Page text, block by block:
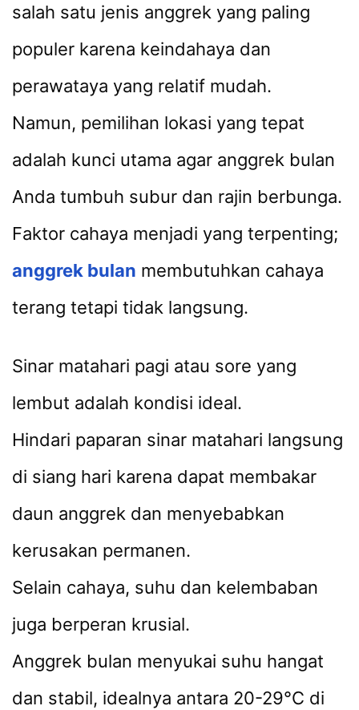
salah satu jenis anggrek yang paling
populer karena keindahaya dan
perawataya yang relatif mudah.
Namun, pemilihan lokasi yang tepat
adalah kunci utama agar anggrek bulan
Anda tumbuh subur dan rajin berbunga.
Faktor cahaya menjadi yang terpenting;
anggrek bulan membutuhkan cahaya
terang tetapi tidak langsung.
Sinar matahari pagi atau sore yang
lembut adalah kondisi ideal.
Hindari paparan sinar matahari langsung
di siang hari karena dapat membakar
daun anggrek dan menyebabkan
kerusakan permanen.
Selain cahaya, suhu dan kelembaban
juga berperan krusial.
Anggrek bulan menyukai suhu hangat
dan stabil, idealnya antara 20-29°C di